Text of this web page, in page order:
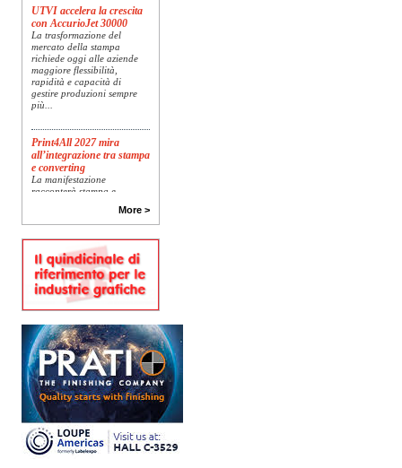
UTVI accelera la crescita
con AccurioJet 30000
La trasformazione del
mercato della stampa
richiede oggi alle aziende
maggiore flessibilità,
rapidità e capacità di
gestire produzioni sempre
più...
Print4All 2027 mira
all’integrazione tra stampa
e converting
La manifestazione
racconterà stampa e
package printing alle
applicazioni industriali, fino
Platinum Technologies
presenta SIGNATURE
Flatbed
sviluppo e analisi
approfondita delle reali
esigenze produttive del
mercato, Platinum
Technologies, centro
europeo di ricerca e...
Nava Press sceglie
AccurioJet 30000
Nava Press ha scelto di
More >